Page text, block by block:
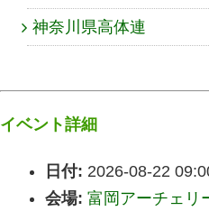
神奈川県高体連
イベント詳細
日付: 2026-08-22
会場: 富岡アーチェリ